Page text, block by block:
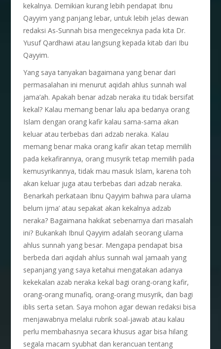
kekalnya. Demikian kurang lebih pendapat Ibnu
Qayyim yang panjang lebar, untuk lebih jelas dewan
redaksi As-Sunnah bisa mengeceknya pada kita Dr.
Yusuf Qardhawi atau langsung kepada kitab dari Ibu
Qayyim.
Yang saya tanyakan bagaimana yang benar dari
permasalahan ini menurut aqidah ahlus sunnah wal
jama’ah. Apakah benar adzab neraka itu tidak bersifat
kekal? Kalau memang benar lalu apa bedanya orang
Islam dengan orang kafir kalau sama-sama akan
keluar atau terbebas dari adzab neraka. Kalau
memang benar maka orang kafir akan tetap memilih
pada kekafirannya, orang musyrik tetap memilih pada
kemusyrikannya, tidak mau masuk Islam, karena toh
akan keluar juga atau terbebas dari adzab neraka.
Benarkah perkataan Ibnu Qayyim bahwa para ulama
belum ijma’ atau sepakat akan kekalnya adzab
neraka? Bagaimana hakikat sebenarnya dari masalah
ini? Bukankah Ibnul Qayyim adalah seorang ulama
ahlus sunnah yang besar. Mengapa pendapat bisa
berbeda dari aqidah ahlus sunnah wal jamaah yang
sepanjang yang saya ketahui mengatakan adanya
kekekalan azab neraka kekal bagi orang-orang kafir,
orang-orang munafiq, orang-orang musyrik, dan bagi
iblis serta setan. Saya mohon agar dewan redaksi bisa
menjawabnya melalui rubrik soal-jawab atau kalau
perlu membahasnya secara khusus agar bisa hilang
segala macam syubhat dan kerancuan tentang